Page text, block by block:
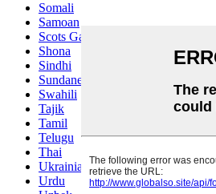
Somali
Samoan
Scots Gaelic
Shona
Sindhi
Sundanese
Swahili
Tajik
Tamil
Telugu
Thai
Ukrainian
Urdu